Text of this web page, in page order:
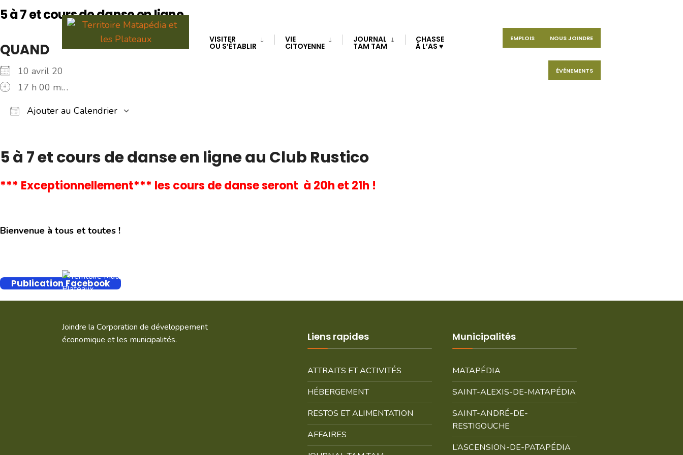
Skip
VISITER
OU S’ÉTABLIR
VIE
CITOYENNE
JOURNAL
TAM TAM
CHASSE
À L’AS ♥
NOUS JOINDRE
EMPLOIS
ÉVÉNEMENTS
5 à 7 et cours de danse en ligne
QUAND
10 avril 2026
17 h 00 min
Ajouter au Calendrier
OÙ
5 à 7 et cours de danse en ligne au Club Rustico
*** Exceptionnellement*** les cours de danse seront à 20h et 21h !
Bienvenue à tous et toutes !
Publication Facebook
Joindre la Corporation de développement
économique et les municipalités.
Liens rapides
ATTRAITS ET ACTIVITÉS
HÉBERGEMENT
RESTOS ET ALIMENTATION
AFFAIRES
Municipalités
MATAPÉDIA
SAINT-ALEXIS-DE-MATAPÉDIA
SAINT-ANDRÉ-DE-
RESTIGOUCHE
L’ASCENSION-DE-PATAPÉDIA